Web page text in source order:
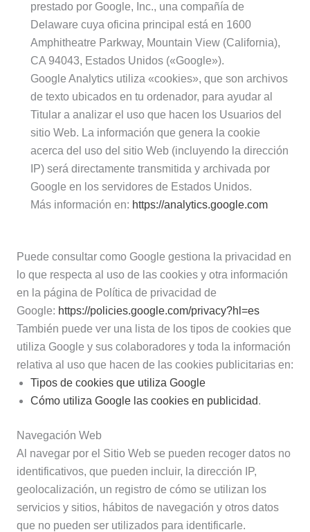
prestado por Google, Inc., una compañía de
Delaware cuya oficina principal está en 1600
Amphitheatre Parkway, Mountain View (California),
CA 94043, Estados Unidos («Google»).
Google Analytics utiliza «cookies», que son archivos
de texto ubicados en tu ordenador, para ayudar al
Titular a analizar el uso que hacen los Usuarios del
sitio Web. La información que genera la cookie
acerca del uso del sitio Web (incluyendo la dirección
IP) será directamente transmitida y archivada por
Google en los servidores de Estados Unidos.
Más información en: https://analytics.google.com
Puede consultar como Google gestiona la privacidad en
lo que respecta al uso de las cookies y otra información
en la página de Política de privacidad de
Google: https://policies.google.com/privacy?hl=es
También puede ver una lista de los tipos de cookies que
utiliza Google y sus colaboradores y toda la información
relativa al uso que hacen de las cookies publicitarias en:
Tipos de cookies que utiliza Google
Cómo utiliza Google las cookies en publicidad.
Navegación Web
Al navegar por el Sitio Web se pueden recoger datos no
identificativos, que pueden incluir, la dirección IP,
geolocalización, un registro de cómo se utilizan los
servicios y sitios, hábitos de navegación y otros datos
que no pueden ser utilizados para identificarle.